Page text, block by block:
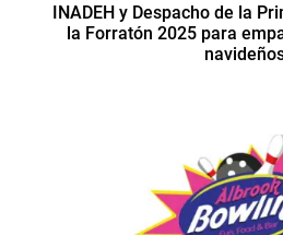
INADEH y Despacho de la
la Forratón 2025 para